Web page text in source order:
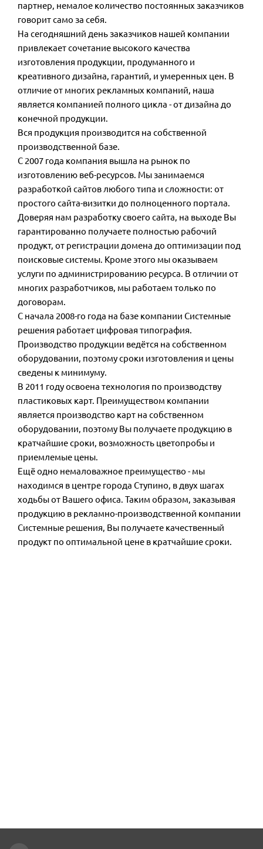
партнер, немалое количество постоянных заказчиков
говорит само за себя.
На сегодняшний день заказчиков нашей компании
привлекает сочетание высокого качества
изготовления продукции, продуманного и
креативного дизайна, гарантий, и умеренных цен. В
отличие от многих рекламных компаний, наша
является компанией полного цикла - от дизайна до
конечной продукции.
Вся продукция производится на собственной
производственной базе.
С 2007 года компания вышла на рынок по
изготовлению веб-ресурсов. Мы занимаемся
разработкой сайтов любого типа и сложности: от
простого сайта-визитки до полноценного портала.
Доверяя нам разработку своего сайта, на выходе Вы
гарантированно получаете полностью рабочий
продукт, от регистрации домена до оптимизации под
поисковые системы. Кроме этого мы оказываем
услуги по администрированию ресурса. В отличии от
многих разработчиков, мы работаем только по
договорам.
С начала 2008-го года на базе компании Системные
решения работает цифровая типография.
Производство продукции ведётся на собственном
оборудовании, поэтому сроки изготовления и цены
сведены к минимуму.
В 2011 году освоена технология по производству
пластиковых карт. Преимуществом компании
является производство карт на собственном
оборудовании, поэтому Вы получаете продукцию в
кратчайшие сроки, возможность цветопробы и
приемлемые цены.
Ещё одно немаловажное преимущество - мы
находимся в центре города Ступино, в двух шагах
ходьбы от Вашего офиса. Таким образом, заказывая
продукцию в рекламно-производственной компании
Системные решения, Вы получаете качественный
продукт по оптимальной цене в кратчайшие сроки.